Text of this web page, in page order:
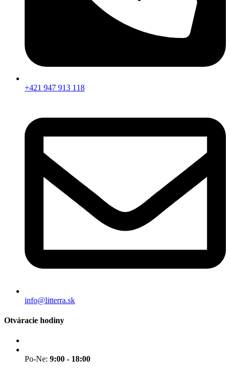
+421 947 913 118
info@litterra.sk
Otváracie hodiny
Po-Ne: 9:00 - 18:00